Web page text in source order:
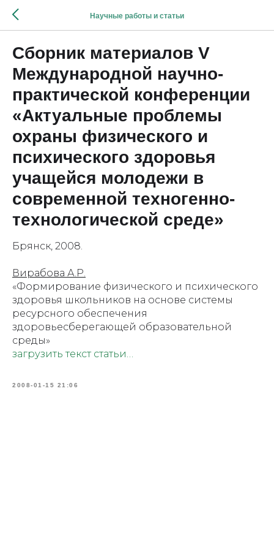
Научные работы и статьи
Сборник материалов V
Международной научно-
практической конференции
«Актуальные проблемы
охраны физического и
психического здоровья
учащейся молодежи в
современной техногенно-
технологической среде»
Брянск, 2008.
Вирабова А.Р.
«Формирование физического и психического
здоровья школьников на основе системы
ресурсного обеспечения
здоровьесберегающей образовательной
среды»
загрузить текст статьи…
2008-01-15 21:06